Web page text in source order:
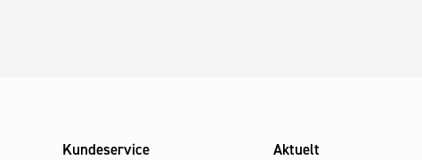
Kundeservice Aktuelt